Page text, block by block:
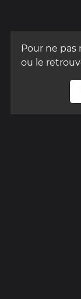
Pour ne
ou le